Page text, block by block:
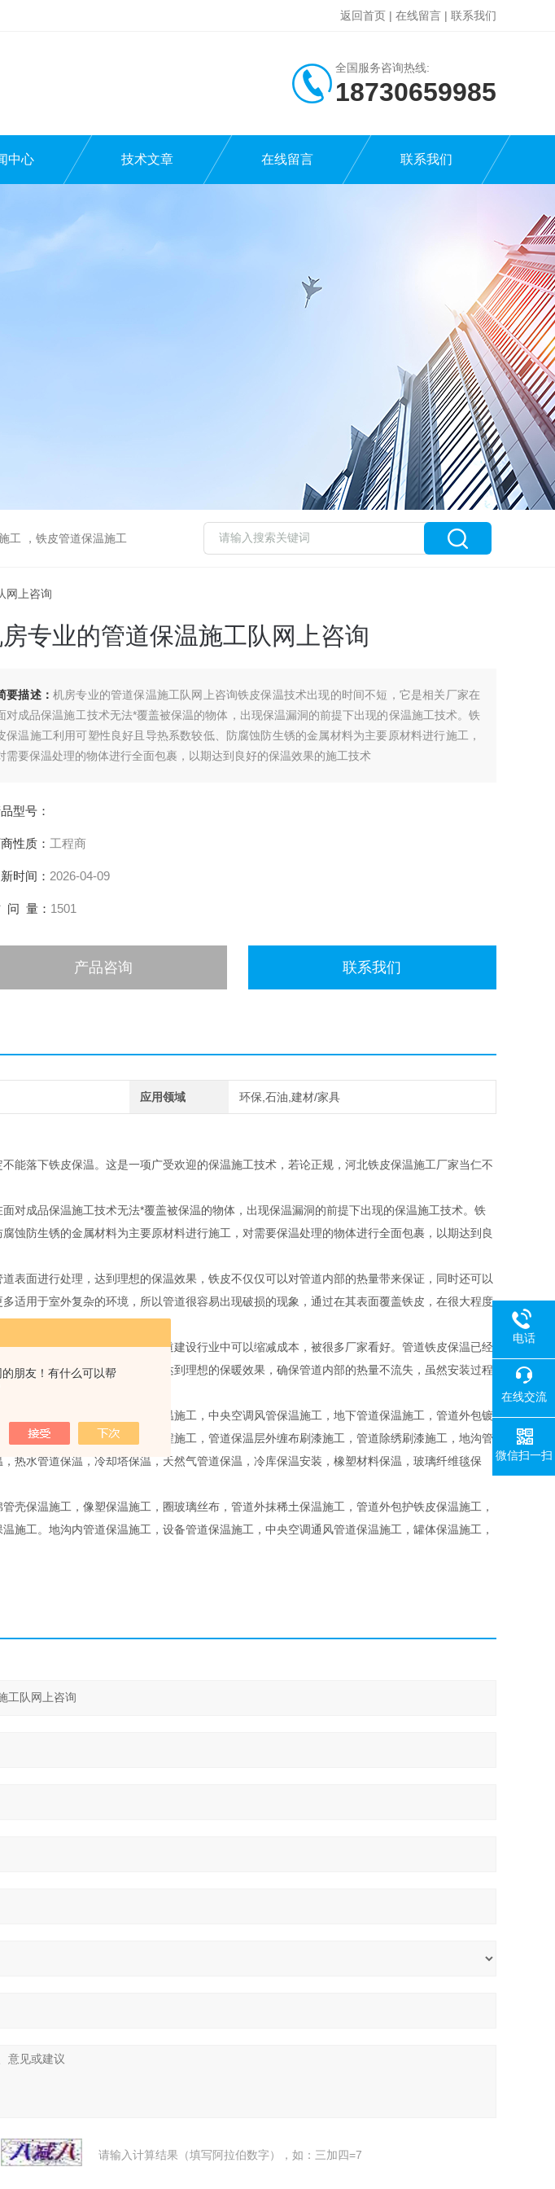
朋友！有什么可以帮
返回首页 | 在线留言 | 联系我们
全国服务咨询热线:
18730659985
中心 技术文章 在线留言 联系我们
工 ，铁皮管道保温施工
网上咨询
专业的管道保温施工队网上咨询
要描述： 机房专业的管道保温施工队网上咨询铁皮保温技术出现的时间不短，它是相关厂家在
对成品保温施工技术无法*覆盖被保温的物体，出现保温漏洞的前提下出现的保温施工技术。铁
保温施工利用可塑性良好且导热系数较低、防腐蚀防生锈的金属材料为主要原材料进行施工，
需要保温处理的物体进行全面包裹，以期达到良好的保温效果的施工技术
型号：
性质： 工程商
时间： 2026-04-09
问 量： 1501
产品咨询 联系我们
应用领域 环保,石油,建材/家具
能落下铁皮保温。这是一项广受欢迎的保温施工技术，若论正规，河北铁皮保温施工厂家当仁不
对成品保温施工技术无法*覆盖被保温的物体，出现保温漏洞的前提下出现的保温施工技术。铁
蚀防生锈的金属材料为主要原材料进行施工，对需要保温处理的物体进行全面包裹，以期达到良
表面进行处理，达到理想的保温效果，铁皮不仅仅可以对管道内部的热量带来保证，同时还可以
适用于室外复杂的环境，所以管道很容易出现破损的现象，通过在其表面覆盖铁皮，在很大程度
暖。
于加工成本低，所以应用在管道建设行业中可以缩减成本，被很多厂家看好。管道铁皮保温已经
通过铁皮对其进行保护，可以达到理想的保暖效果，确保管道内部的热量不流失，虽然安装过程
更长久的使用。
气管道保温施工，空调水管保温施工，中央空调风管保温施工，地下管道保温施工，管道外包镀
道保温施工，管道防腐保温工程施工，管道保温层外缠布刷漆施工，管道除绣刷漆施工，地沟管
热水管道保温，冷却塔保温，天然气管道保温，冷库保温安装，橡塑材料保温，玻璃纤维毯保
壳保温施工，像塑保温施工，圈玻璃丝布，管道外抹稀土保温施工，管道外包护铁皮保温施工，
施工。地沟内管道保温施工，设备管道保温施工，中央空调通风管道保温施工，罐体保温施工，
请输入计算结果（填写阿拉伯数字），如：三加四=7
电话
在线交流
微信扫一扫